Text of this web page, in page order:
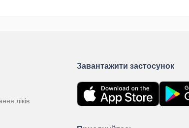
ліків
Завантажити застосунок